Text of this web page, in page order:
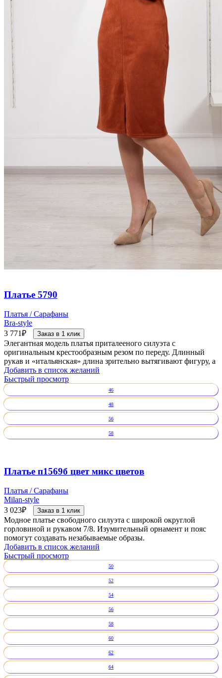
Платье 5790
Платья / Сарафаны
Bra-style
3 771₽ Заказ в 1 клик
Элегантная модель платья приталееного силуэта с
оригинальным крестообразным резом по переду. Длинный
рукав и «итальянская» длина зрительно вытягивают фигуру, а
Добавить в список желаний
Быстрый просмотр
46
48
56
58
Платье п1569б цвет микс цветов
Платья / Сарафаны
Milan-style
3 023₽ Заказ в 1 клик
Модное платье свободного силуэта с широкой округлой
горловиной и рукавом 7/8. Изумительный орнамент и пояс
помогут создавать незабываемые образы.
Добавить в список желаний
Быстрый просмотр
50
52
54
56
58
60
62
64